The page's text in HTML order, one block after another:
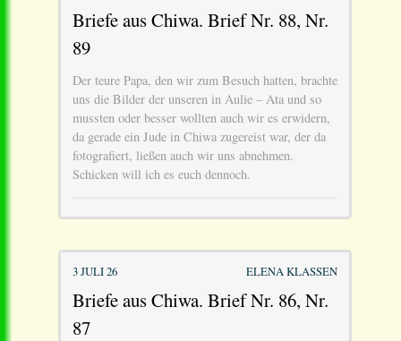
Briefe aus Chiwa. Brief Nr. 88, Nr.
89
Der teure Papa, den wir zum Besuch hatten, brachte
uns die Bilder der unseren in Aulie – Ata und so
mussten oder besser wollten auch wir es erwidern,
da gerade ein Jude in Chiwa zugereist war, der da
fotografiert, ließen auch wir uns abnehmen.
Schicken will ich es euch dennoch.
3 JULI 26 ELENA KLASSEN
Briefe aus Chiwa. Brief Nr. 86, Nr.
87